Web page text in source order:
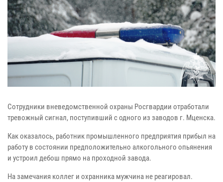
Сотрудники вневедомственной охраны Росгвардии отработали
тревожный сигнал, поступивший с одного из заводов г. Мценска.
Как оказалось, работник промышленного предприятия прибыл на
работу в состоянии предположительно алкогольного опьянения
и устроил дебош прямо на проходной завода.
На замечания коллег и охранника мужчина не реагировал.